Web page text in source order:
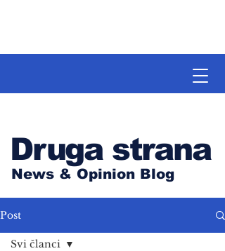
Druga strana
News & Opinion Blog
Post
Svi članci